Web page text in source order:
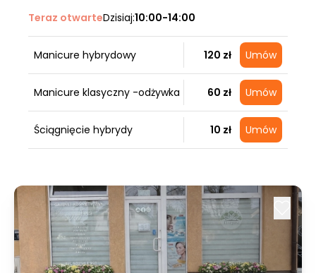
Teraz otwarteDzisiaj:10:00-14:00
Manicure hybrydowy 120 zł Umów
Manicure klasyczny -odżywka 60 zł Umów
Ściągnięcie hybrydy 10 zł Umów